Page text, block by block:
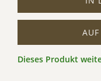
Dieses Produkt